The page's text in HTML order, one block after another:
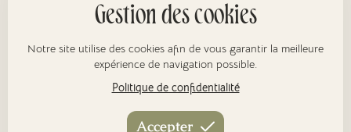
Gestion des cookies
Notre site utilise des cookies afin de vous garantir la meilleure
expérience de navigation possible.
Politique de confidentialité
Accepter